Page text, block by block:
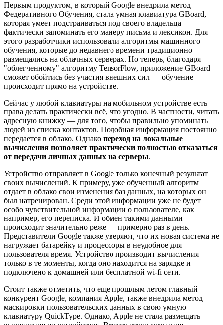
Первым продуктом, в который Google внедрила метод
Федеративного Обучения, стала умная клавиатура GBoard,
которая умеет подстраиваться под своего владельца —
фактически запоминать его манеру письма и лексикон. Для
этого разработчики использовали алгоритмы машинного
обучения, которые до недавнего времени традиционно
размещались на облачных серверах. Но теперь, благодаря
"облегченному" алгоритму TensorFlow, приложение GBoard
сможет обойтись без участия внешних сил — обучение
происходит прямо на устройстве.
Сейчас у любой клавиатуры на мобильном устройстве есть
права делать практически всё, что угодно. В частности, читать
адресную книжку — для того, чтобы правильно упоминать
людей из списка контактов. Подобная информация постоянно
передается в облако. Однако переход на локальные
вычисления позволяет практически полностью отказаться
от передачи личных данных на серверы.
Устройство отправляет в Google только конечный результат
своих вычислений. К примеру, уже обученный алгоритм
отдает в облако свои изменения баз данных, на которых он
был натренирован. Среди этой информации уже не будет
особо чувствительной информации о пользователе, как
например, его переписка. И обмен такими данными
происходит значительно реже — примерно раз в день.
Представители Google также уверяют, что их новая система не
нагружает батарейку и процессоры в неудобное для
пользователя время. Устройство производит вычисления
только в те моменты, когда оно находится на зарядке и
подключено к домашней или бесплатной wi-fi сети.
Стоит также отметить, что еще прошлым летом главный
конкурент Google, компания Apple, также внедрила метод
маскировки пользовательских данных в свою умную
клавиатуру QuickType. Однако, Apple не стала размещать